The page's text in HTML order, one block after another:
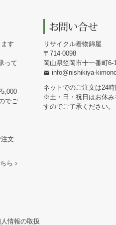
す
って
でご
文
ら
リサイクル着物錦屋
714-0098
岡山県笠岡市十一番町6-
info@nishikiya-
ネットでのご注文は24
※土・日・祝日はお休み
すのでご了承ください。
情報の取扱